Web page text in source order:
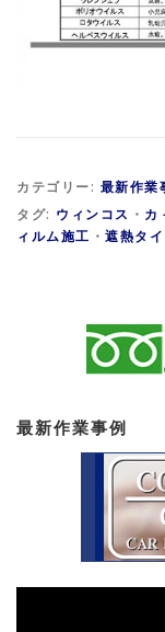
カテゴリー: 最新作業
タグ: ウィンコス ・ カ
ィルム施工 ・ 遮熱タ
最新作業事例